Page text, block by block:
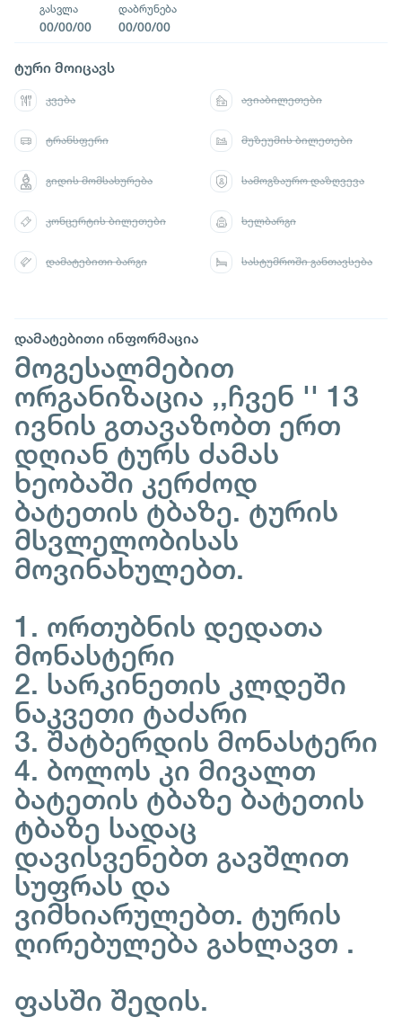
გასვლა
00/00/00
დაბრუნება
00/00/00
დამატებითი ინფორმაცია
მოგესალმებით
ორგანიზაცია ,,ჩვენ '' 13
ივნის გთავაზობთ ერთ
დღიან ტურს ძამას
ხეობაში კერძოდ
ბატეთის ტბაზე. ტურის
მსვლელობისას
მოვინახულებთ.
1. ორთუბნის დედათა
მონასტერი
2. სარკინეთის კლდეში
ნაკვეთი ტაძარი
3. შატბერდის მონასტერი
4. ბოლოს კი მივალთ
ბატეთის ტბაზე ბატეთის
ტბაზე სადაც
დავისვენებთ გავშლით
სუფრას და
ვიმხიარულებთ. ტურის
ღირებულება გახლავთ .
ფასში შედის.
ტური მოიცავს
კვება ავიაბილეთები
ტრანსფერი მუზეუმის ბილეთები
გიდის მომსახურება სამოგზაურო დაზღვევა
კონცერტის ბილეთები ხელბარგი
დამატებითი ბარგი სასტუმროში განთავსება